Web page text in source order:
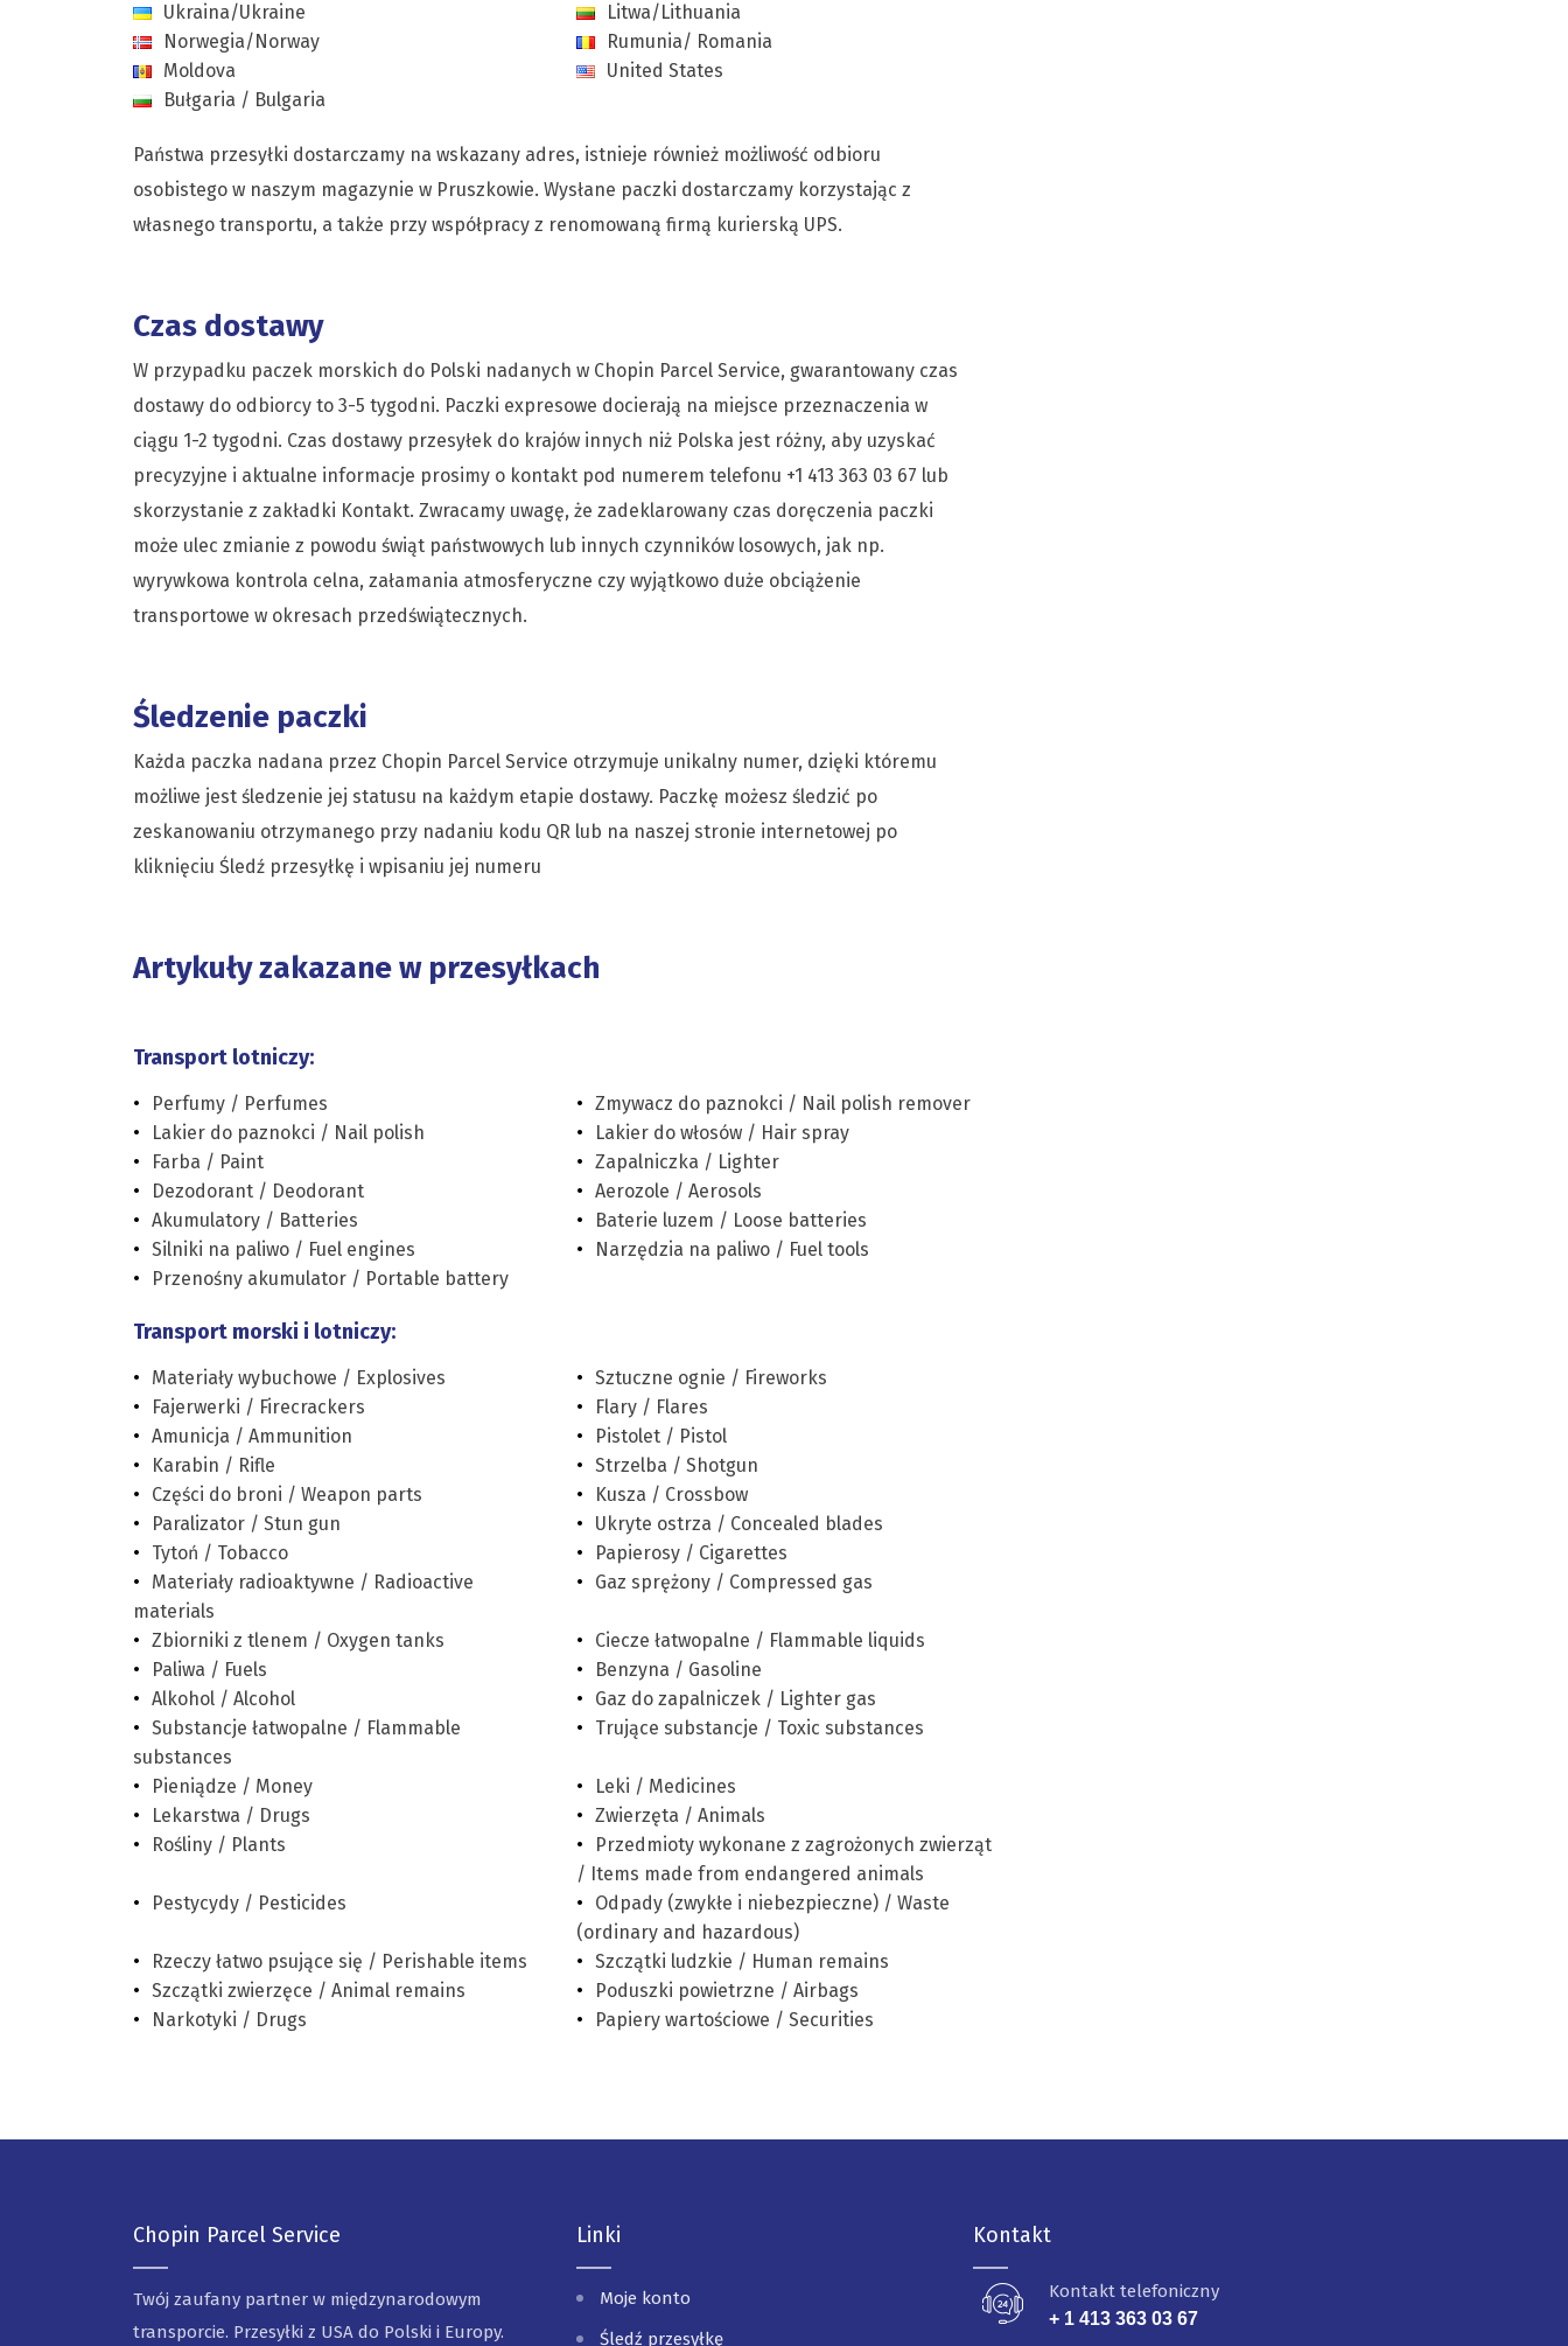
Ukraina/Ukraine
Litwa/Lithuania
Norwegia/Norway
Rumunia/ Romania
Moldova
United States
Bułgaria / Bulgaria
Państwa przesyłki dostarczamy na wskazany adres, istnieje również możliwość odbioru
osobistego w naszym magazynie w Pruszkowie. Wysłane paczki dostarczamy korzystając z
własnego transportu, a także przy współpracy z renomowaną firmą kurierską UPS.
Czas dostawy
W przypadku paczek morskich do Polski nadanych w Chopin Parcel Service, gwarantowany czas
dostawy do odbiorcy to 3-5 tygodni. Paczki expresowe docierają na miejsce przeznaczenia w
ciągu 1-2 tygodni. Czas dostawy przesyłek do krajów innych niż Polska jest różny, aby uzyskać
precyzyjne i aktualne informacje prosimy o kontakt pod numerem telefonu +1 413 363 03 67 lub
skorzystanie z zakładki Kontakt. Zwracamy uwagę, że zadeklarowany czas doręczenia paczki
może ulec zmianie z powodu świąt państwowych lub innych czynników losowych, jak np.
wyrywkowa kontrola celna, załamania atmosferyczne czy wyjątkowo duże obciążenie
transportowe w okresach przedświątecznych.
Śledzenie paczki
Każda paczka nadana przez Chopin Parcel Service otrzymuje unikalny numer, dzięki któremu
możliwe jest śledzenie jej statusu na każdym etapie dostawy. Paczkę możesz śledzić po
zeskanowaniu otrzymanego przy nadaniu kodu QR lub na naszej stronie internetowej po
kliknięciu Śledź przesyłkę i wpisaniu jej numeru
Artykuły zakazane w przesyłkach
Transport lotniczy:
Perfumy / Perfumes
Zmywacz do paznokci / Nail polish remover
Lakier do paznokci / Nail polish
Lakier do włosów / Hair spray
Farba / Paint
Zapalniczka / Lighter
Dezodorant / Deodorant
Aerozole / Aerosols
Akumulatory / Batteries
Baterie luzem / Loose batteries
Silniki na paliwo / Fuel engines
Narzędzia na paliwo / Fuel tools
Przenośny akumulator / Portable battery
Transport morski i lotniczy:
Materiały wybuchowe / Explosives
Sztuczne ognie / Fireworks
Fajerwerki / Firecrackers
Flary / Flares
Amunicja / Ammunition
Pistolet / Pistol
Karabin / Rifle
Strzelba / Shotgun
Części do broni / Weapon parts
Kusza / Crossbow
Paralizator / Stun gun
Ukryte ostrza / Concealed blades
Tytoń / Tobacco
Papierosy / Cigarettes
Materiały radioaktywne / Radioactive
materials
Gaz sprężony / Compressed gas
Zbiorniki z tlenem / Oxygen tanks
Ciecze łatwopalne / Flammable liquids
Paliwa / Fuels
Benzyna / Gasoline
Alkohol / Alcohol
Gaz do zapalniczek / Lighter gas
Substancje łatwopalne / Flammable
substances
Trujące substancje / Toxic substances
Pieniądze / Money
Leki / Medicines
Lekarstwa / Drugs
Zwierzęta / Animals
Rośliny / Plants
Przedmioty wykonane z zagrożonych zwierząt
/ Items made from endangered animals
Pestycydy / Pesticides
Odpady (zwykłe i niebezpieczne) / Waste
(ordinary and hazardous)
Rzeczy łatwo psujące się / Perishable items
Szczątki ludzkie / Human remains
Szczątki zwierzęce / Animal remains
Poduszki powietrzne / Airbags
Narkotyki / Drugs
Papiery wartościowe / Securities
Chopin Parcel Service
Twój zaufany partner w międzynarodowym
transporcie. Przesyłki z USA do Polski i Europy.
Linki
Moje konto
Śledź przesyłkę
Kontakt
Kontakt telefoniczny
+ 1 413 363 03 67